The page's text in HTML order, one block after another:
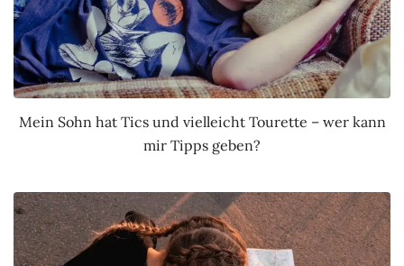
Mein Sohn hat Tics und vielleicht Tourette – wer kann
mir Tipps geben?